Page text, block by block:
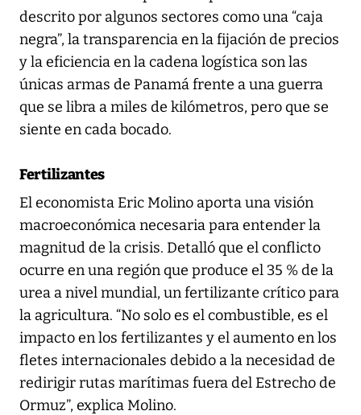
descrito por algunos sectores como una “caja
negra”, la transparencia en la fijación de precios
y la eficiencia en la cadena logística son las
únicas armas de Panamá frente a una guerra
que se libra a miles de kilómetros, pero que se
siente en cada bocado.
Fertilizantes
El economista Eric Molino aporta una visión
macroeconómica necesaria para entender la
magnitud de la crisis. Detalló que el conflicto
ocurre en una región que produce el 35 % de la
urea a nivel mundial, un fertilizante crítico para
la agricultura. “No solo es el combustible, es el
impacto en los fertilizantes y el aumento en los
fletes internacionales debido a la necesidad de
redirigir rutas marítimas fuera del Estrecho de
Ormuz”, explica Molino.